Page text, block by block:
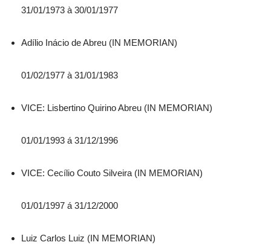
31/01/1973 à 30/01/1977
Adílio Inácio de Abreu (IN MEMORIAN)
01/02/1977 à 31/01/1983
VICE: Lisbertino Quirino Abreu (IN MEMORIAN)
01/01/1993 á 31/12/1996
VICE: Cecílio Couto Silveira (IN MEMORIAN)
01/01/1997 á 31/12/2000
Luiz Carlos Luiz (IN MEMORIAN)